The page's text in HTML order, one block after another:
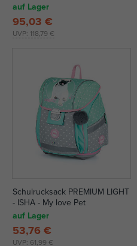
auf Lager
UVP: 118,79 €
95,03 €
Schulrucksack PREMIUM LIGHT
- ISHA - My love Pet
auf Lager
UVP: 61,99 €
53,76 €